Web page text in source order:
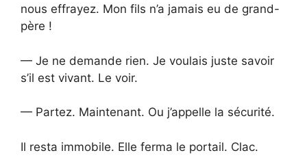
nous effrayez. Mon fils n’a jamais eu de grand-
père !
— Je ne demande rien. Je voulais juste savoir
s’il est vivant. Le voir.
— Partez. Maintenant. Ou j’appelle la sécurité.
Il resta immobile. Elle ferma le portail. Clac.